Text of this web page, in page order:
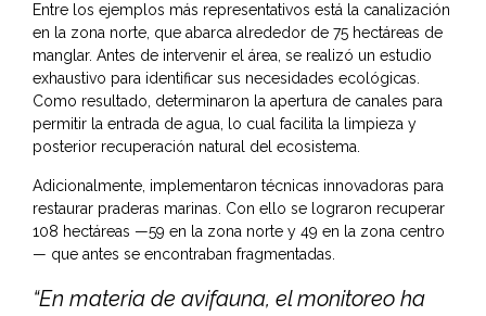
Entre los ejemplos más representativos está la canalización
en la zona norte, que abarca alrededor de 75 hectáreas de
manglar. Antes de intervenir el área, se realizó un estudio
exhaustivo para identificar sus necesidades ecológicas.
Como resultado, determinaron la apertura de canales para
permitir la entrada de agua, lo cual facilita la limpieza y
posterior recuperación natural del ecosistema.
Adicionalmente, implementaron técnicas innovadoras para
restaurar praderas marinas. Con ello se lograron recuperar
108 hectáreas —59 en la zona norte y 49 en la zona centro
— que antes se encontraban fragmentadas.
“En materia de avifauna, el monitoreo ha